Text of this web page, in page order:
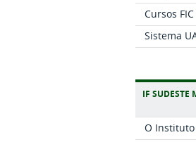
Cursos FIC
Sistema
IF SUDESTE
O Instituto